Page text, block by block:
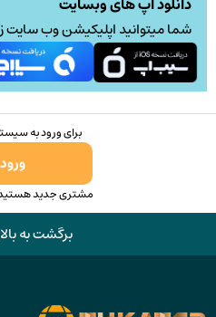
شما میتوانید اپلیکیشن وب سایت
برای ورود به
ورود
مشتری جدید
برگشت به